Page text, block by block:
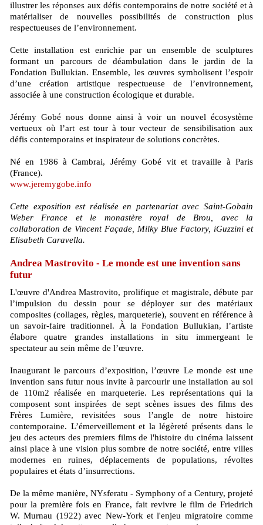
illustrer les réponses aux défis contemporains de notre société et à
matérialiser de nouvelles possibilités de construction plus
respectueuses de l’environnement.
Cette installation est enrichie par un ensemble de sculptures
formant un parcours de déambulation dans le jardin de la
Fondation Bullukian. Ensemble, les œuvres symbolisent l’espoir
d’une création artistique respectueuse de l’environnement,
associée à une construction écologique et durable.
Jérémy Gobé nous donne ainsi à voir un nouvel écosystème
vertueux où l’art est tour à tour vecteur de sensibilisation aux
défis contemporains et inspirateur de solutions concrètes.
Né en 1986 à Cambrai, Jérémy Gobé vit et travaille à Paris
(France).
www.jeremygobe.info
Cette exposition est réalisée en partenariat avec Saint-Gobain
Weber France et le monastère royal de Brou, avec la
collaboration de Vincent Façade, Milky Blue Factory, iGuzzini et
Elisabeth Caravella.
Andrea Mastrovito - Le monde est une invention sans
futur
L'œuvre d'Andrea Mastrovito, prolifique et magistrale, débute par
l’impulsion du dessin pour se déployer sur des matériaux
composites (collages, règles, marqueterie), souvent en référence à
un savoir-faire traditionnel. À la Fondation Bullukian, l’artiste
élabore quatre grandes installations in situ immergeant le
spectateur au sein même de l’œuvre.
Inaugurant le parcours d’exposition, l’œuvre Le monde est une
invention sans futur nous invite à parcourir une installation au sol
de 110m2 réalisée en marqueterie. Les représentations qui la
composent sont inspirées de sept scènes issues des films des
Frères Lumière, revisitées sous l’angle de notre histoire
contemporaine. L’émerveillement et la légèreté présents dans le
jeu des acteurs des premiers films de l'histoire du cinéma laissent
ainsi place à une vision plus sombre de notre société, entre villes
modernes en ruines, déplacements de populations, révoltes
populaires et états d’insurrections.
De la même manière, NYsferatu - Symphony of a Century, projeté
pour la première fois en France, fait revivre le film de Friedrich
W. Murnau (1922) avec New‐York et l'enjeu migratoire comme